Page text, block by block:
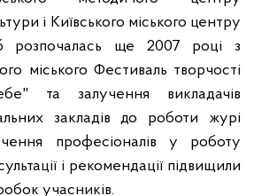
і Київського міського центру
розпочалась ще 2007 році з
міського Фестиваль творчості
та залучення викладачів
закладів до роботи журі
професіоналів у роботу
і рекомендації підвищили
учасників.